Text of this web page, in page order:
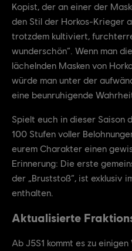
Kopist, der an einer der
den Stil der Horkos-Krieger
trotzdem kultiviert,
wunderschön“. Wenn man
lächelnden Masken von
würde man unter der
eine beunruhigende
Spielt euch in dieser Saison
100 Stufen voller
eurem Charakter einen
Erinnerung: Die erste
der „Bruststoß“, ist exklusiv
enthalten.
Aktualisierte
Ab J5S1 kommt es zu